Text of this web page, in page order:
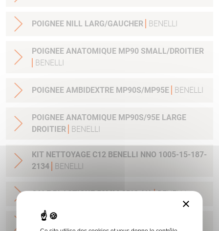
POIGNEE NILL LARG/GAUCHER BENELLI
POIGNEE ANATOMIQUE MP90 SMALL/DROITIER
BENELLI
POIGNEE AMBIDEXTRE MP90S/MP95E BENELLI
POIGNEE ANATOMIQUE MP90S/95E LARGE
DROITIER
BENELLI
KIT NETTOYAGE C12 BENELLI NNO 1005-15-187-
2134
BENELLI
CALE PLASTIQUE 50MM CRIO (A) BENELLI
CALE PLASTIQUE 55MM CRIO (B)
×